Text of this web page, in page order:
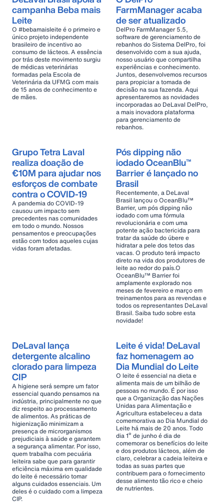
campanha Beba mais
Leite
O #bebamaisleite é o primeiro e
único projeto independente
brasileiro de incentivo ao
consumo de lácteos. A essência
por trás deste movimento surgiu
de médicas veterinárias
formadas pela Escola de
Veterinária da UFMG com mais
de 15 anos de conhecimento e
de mães.
FarmManager acaba
de ser atualizado
DelPro FarmManager 5.5,
software de gerenciamento de
rebanhos do Sistema DelPro, foi
desenvolvido com a sua ajuda,
nosso usuário que compartilha
experiências e conhecimento.
Juntos, desenvolvemos recursos
para propiciar a tomada de
decisão na sua fazenda. Aqui
apresentaremos as novidades
incorporadas ao DeLaval DelPro,
a mais inovadora plataforma
para gerenciamento de
rebanhos.
Grupo Tetra Laval
realiza doação de
€10M para ajudar nos
esforços de combate
contra o COVID-19
A pandemia do COVID-19
causou um impacto sem
precedentes nas comunidades
em todo o mundo. Nossos
pensamentos e preocupações
estão com todos aqueles cujas
vidas foram afetadas.
Pós dipping não
iodado OceanBlu™
Barrier é lançado no
Brasil
Recentemente, a DeLaval
Brasil lançou o OceanBlu™
Barrier, um pós dipping não
iodado com uma fórmula
revolucionária e com uma
potente ação bactericida para
tratar da saúde do úbere e
hidratar a pele dos tetos das
vacas. O produto terá impacto
direto na vida dos produtores de
leite ao redor do país.O
OceanBlu™ Barrier foi
amplamente explorado nos
meses de fevereiro e março em
treinamentos para as revendas e
todos os representantes DeLaval
Brasil. Saiba tudo sobre esta
novidade!
DeLaval lança
detergente alcalino
clorado para limpeza
CIP
A higiene será sempre um fator
essencial quando pensamos na
indústria, principalmente no que
diz respeito ao processamento
de alimentos. As práticas de
higienização minimizam a
presença de microrganismos
prejudiciais à saúde e garantem
a segurança alimentar. Por isso,
quem trabalha com pecuária
leiteira sabe que para garantir
eficiência máxima em qualidade
do leite é necessário tomar
alguns cuidados essenciais. Um
deles é o cuidado com a limpeza
CIP.
Leite é vida! DeLaval
faz homenagem ao
Dia Mundial do Leite
O leite é essencial na dieta e
alimenta mais de um bilhão de
pessoas no mundo. É por isso
que a Organização das Nações
Unidas para Alimentação e
Agricultura estabeleceu a data
comemorativa ao Dia Mundial do
Leite há mais de 20 anos. Todo
dia 1º de junho é dia de
comemorar os benefícios do leite
e dos produtos lácteos, além de
claro, celebrar a cadeia leiteira e
todas as suas partes que
contribuem para o fornecimento
desse alimento tão rico e cheio
de nutrientes.